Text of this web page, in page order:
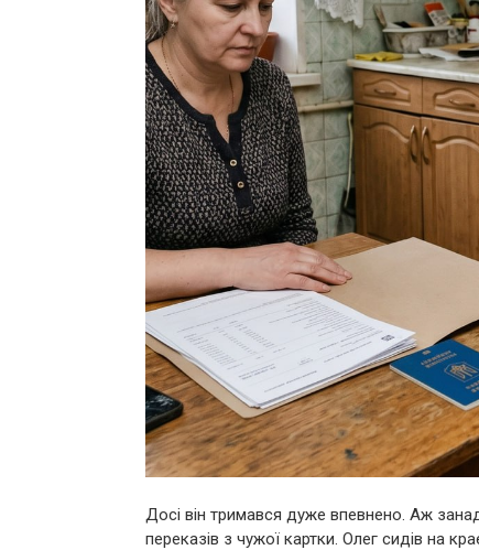
Досі він тримався дуже впевнено. Аж
переказів з чужої картки. Олег сидів на